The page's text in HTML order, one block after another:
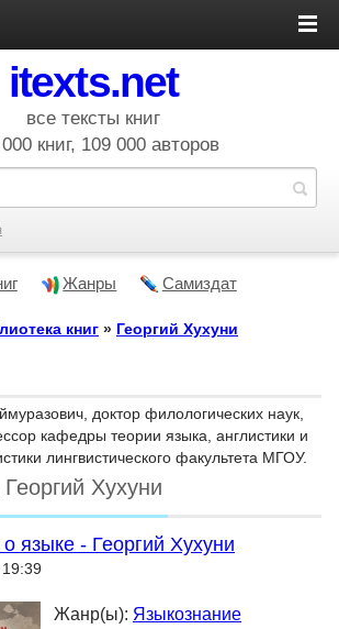
itexts.net
все тексты книг
книг, 109 000 авторов
Жанры Самиздат
книг » Георгий Хухуни
доктор филологических наук,
кафедры теории языка, англистики и
лингвистического факультета МГОУ.
Хухуни
языке - Георгий Хухуни
Жанр(ы): Языкознание